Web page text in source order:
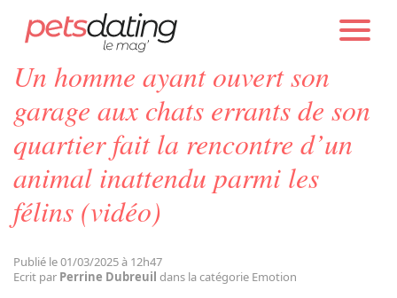
Chien
Chat
PETS DATING ACTUALITÉS EMOTION
Un homme ayant ouvert son
garage aux chats errants de son
quartier fait la rencontre d’un
animal inattendu parmi les
félins (vidéo)
Publié le 01/03/2025 à 12h47
Ecrit par Perrine Dubreuil dans la catégorie Emotion